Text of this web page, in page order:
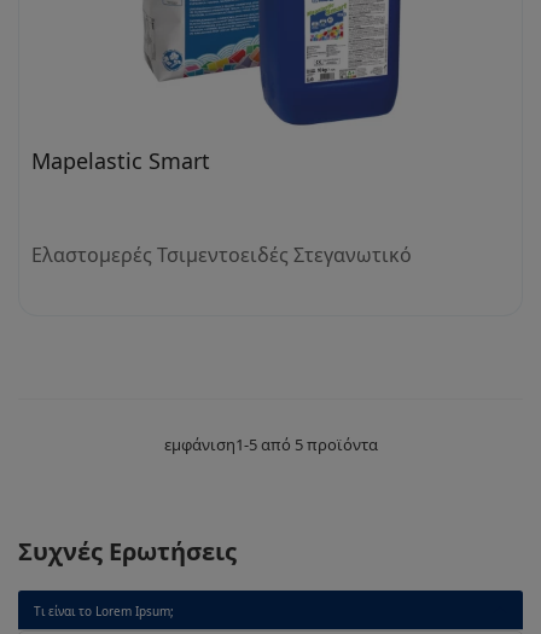
Mapelastic Smart
Ελαστομερές Τσιμεντοειδές Στεγανωτικό
εμφάνιση1-5 από 5 προϊόντα
Συχνές Ερωτήσεις
Τι είναι το Lorem Ipsum;